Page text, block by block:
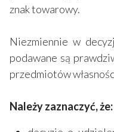
znak towarowy.
Niezmiennie w
podawane są
przedmiotów
Należy zaznaczyć, że: